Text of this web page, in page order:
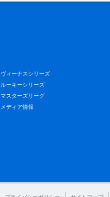
ヴィーナスシリーズ
ルーキーシリーズ
マスターズリーグ
メディア情報